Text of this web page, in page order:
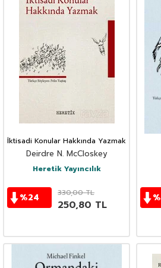
İktisadi Konular Hakkında Yazmak
Deirdre N. McCloskey
Heretik Yayıncılık
%24 330,00TL
250,80 TL
%